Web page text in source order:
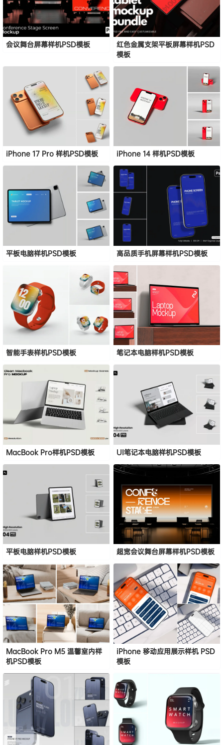
会议舞台屏幕样机PSD模板
红色金属支架平板屏幕样机PSD
模板
iPhone 17 Pro 样机PSD模板 iPhone 14 样机PSD模板
平板电脑样机PSD模板 高品质手机屏幕样机PSD模板
智能手表样机PSD模板 笔记本电脑样机PSD模板
MacBook Pro样机PSD模板 UI笔记本电脑样机PSD模板
平板电脑样机PSD模板 超宽会议舞台屏幕样机PSD模板
MacBook Pro M5 温馨室内样
机PSD模板
iPhone 移动应用展示样机 PSD
模板